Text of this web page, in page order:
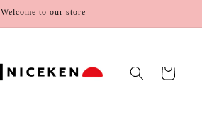
Welcome to our store
Cart